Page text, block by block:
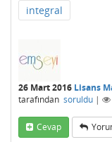
integral
26 Mart 2016 Lisans
tarafından soruldu |
Cevap